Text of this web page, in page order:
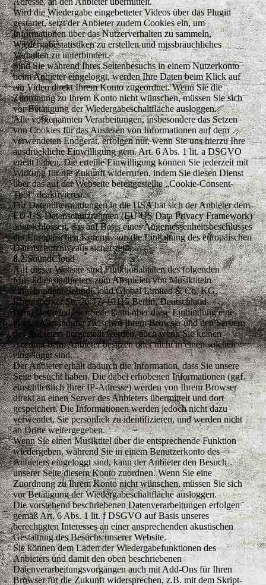
Wird die Wiedergabe eingebetteter Videos über das Plugin
gestartet, setzt der Anbieter zudem Cookies ein, um
Informationen über das Nutzerverhalten zu sammeln,
Wiedergabestatistiken zu erstellen und missbräuchliches
Verhalten zu unterbinden.
Sind Sie während Ihres Seitenbesuchs in einem Nutzerkonto
beim Anbieter eingeloggt, werden Ihre Daten beim Klick auf
ein Video direkt Ihrem Konto zugeordnet. Wenn Sie die
Zuordnung zu Ihrem Konto nicht wünschen, müssen Sie sich
vor Betätigung der Wiedergabeschaltfläche ausloggen.
Alle vorgenannten Verarbeitungen, insbesondere das Setzen
von Cookies für das Auslesen von Informationen auf dem
verwendeten Endgerät, erfolgen nur, wenn Sie uns hierzu Ihre
ausdrückliche Einwilligung gem. Art. 6 Abs. 1 lit. a DSGVO
erteilt haben. Die erteilte Einwilligung können Sie jederzeit mit
Wirkung für die Zukunft widerrufen, indem Sie diesen Dienst
über das auf der Webseite bereitgestellte „Cookie-Consent-
Tool“ deaktivieren.
Für Datenübermittlungen in die USA hat sich der Anbieter dem
EU-US-Datenschutzrahmen (EU-US Data Privacy Framework)
angeschlossen, das auf Basis eines Angemessenheitsbeschlusses
der Europäischen Kommission die Einhaltung des europäischen
Datenschutzniveaus sicherstellt.
8.2SoundCloud
Auf dieser Website sind Funktionalitäten des folgenden
Musikdienstanbieters zum Abspielen von Musiktiteln
eingebunden: SoundCloud Global Limited & Co. KG,
Rheinsberger Str. 76/77, 10115 Berlín, Deutschland
Beim Besuch dieser Seite kann über diese Einbindung eine
direkte Verbindung zwischen Ihrem Browser und den Servern
des Anbieters hergestellt werden, auch wenn Sie keinen
Account beim Anbieter besitzen oder nicht in einen solchen
eingeloggt sind.
Der Anbieter erhält dadurch die Information, dass Sie unsere
Seite besucht haben. Die dabei erhobenen Informationen (ggf.
einschließlich Ihrer IP-Adresse) werden von Ihrem Browser
direkt an einen Server des Anbieters übermittelt und dort
gespeichert. Die Informationen werden jedoch nicht dazu
verwendet, Sie persönlich zu identifizieren, und werden nicht
an Dritte weitergegeben.
Wenn Sie einen Musiktitel über die entsprechende Funktion
wiedergeben, während Sie in einem Benutzerkonto des
Anbieters eingeloggt sind, kann der Anbieter den Besuch
unserer Seite diesem Konto zuordnen. Wenn Sie eine
Zuordnung zu Ihrem Konto nicht wünschen, müssen Sie sich
vor Betätigung der Wiedergabeschaltfläche ausloggen.
Die vorstehend beschriebenen Datenverarbeitungen erfolgen
gemäß Art. 6 Abs. 1 lit. f DSGVO auf Basis unseres
berechtigten Interesses an einer ansprechenden akustischen
Gestaltung des Besuchs unserer Website.
Sie können dem Laden der Wiedergabefunktionen des
Anbieters und damit den oben beschriebenen
Datenverarbeitungsvorgängen auch mit Add-Ons für Ihren
Browser für die Zukunft widersprechen, z.B. mit dem Skript-